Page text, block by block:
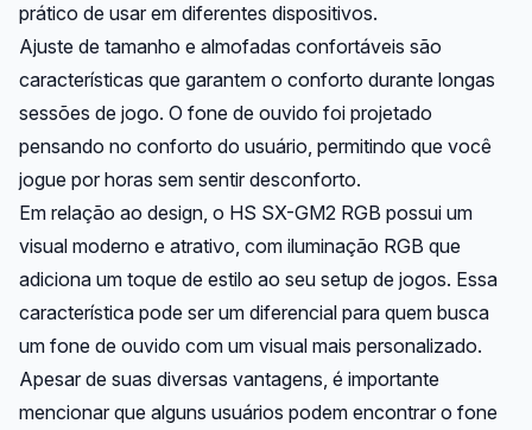
prático de usar em diferentes dispositivos.
Ajuste de tamanho e almofadas confortáveis são
características que garantem o conforto durante longas
sessões de jogo. O fone de ouvido foi projetado
pensando no conforto do usuário, permitindo que você
jogue por horas sem sentir desconforto.
Em relação ao design, o HS SX-GM2 RGB possui um
visual moderno e atrativo, com iluminação RGB que
adiciona um toque de estilo ao seu setup de jogos. Essa
característica pode ser um diferencial para quem busca
um fone de ouvido com um visual mais personalizado.
Apesar de suas diversas vantagens, é importante
mencionar que alguns usuários podem encontrar o fone